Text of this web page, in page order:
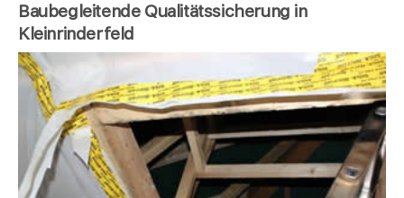
Baubegleitende Qualitätssicherung in
Kleinrinderfeld